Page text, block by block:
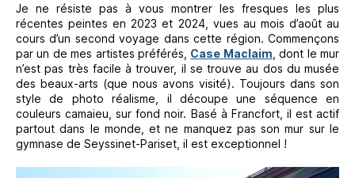
Je ne résiste pas à vous montrer les fresques les plus
récentes peintes en 2023 et 2024, vues au mois d’août au
cours d’un second voyage dans cette région. Commençons
par un de mes artistes préférés, Case Maclaim , dont le mur
n’est pas très facile à trouver, il se trouve au dos du musée
des beaux-arts (que nous avons visité). Toujours dans son
style de photo réalisme, il découpe une séquence en
couleurs camaieu, sur fond noir. Basé à Francfort, il est actif
partout dans le monde, et ne manquez pas son mur sur le
gymnase de Seyssinet-Pariset, il est exceptionnel !